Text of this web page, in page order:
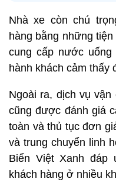
Nhà xe còn chú
hàng bằng những
cung cấp nước
hành khách cảm thấy
Ngoài ra, dịch vụ
cũng được đánh giá
toàn và thủ tục đơn
và trung chuyển linh
Biển Việt Xanh đáp
khách hàng ở nhiều